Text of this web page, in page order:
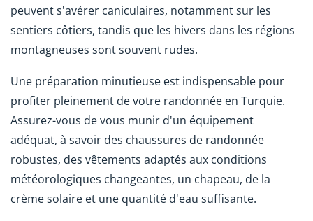
peuvent s'avérer caniculaires, notamment sur les
sentiers côtiers, tandis que les hivers dans les régions
montagneuses sont souvent rudes.
Une préparation minutieuse est indispensable pour
profiter pleinement de votre randonnée en Turquie.
Assurez-vous de vous munir d'un équipement
adéquat, à savoir des chaussures de randonnée
robustes, des vêtements adaptés aux conditions
météorologiques changeantes, un chapeau, de la
crème solaire et une quantité d'eau suffisante.